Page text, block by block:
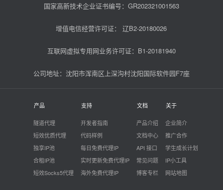
国家高新技术企业证书编号：GR202321001563
增值电信经营许可证：辽B2-20180026
互联网虚拟专用网业务许可证：B1-20181940
公司地址：沈阳市浑南区上深沟村沈阳国际软件园F7座
产品
隧道代理
短效优质代理
独享IP池
合租IP池
短效Socks5代理
支持
开发者指南
代码样例
每日免费代理IP
实时更新免费代理IP
海外免费代理IP
文档
产品介绍
文档中心
API 接口
常见问题
博客专栏
关于
企业简介
推广合作
学生成长计划
IP小工具
网站地图